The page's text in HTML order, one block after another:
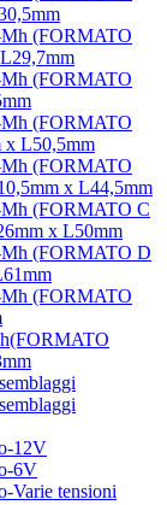
(FORMATO
(FORMATO
(FORMATO
x L50,5mm
(FORMATO
x L44,5mm
(FORMATO C
x L50mm
(FORMATO D
(FORMATO
12V
6V
Varie tensioni